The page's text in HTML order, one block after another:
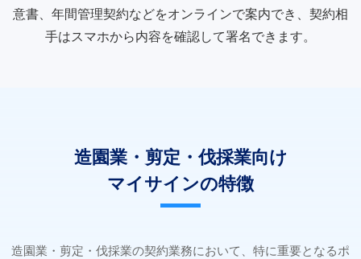
意書、年間管理契約などをオンラインで案内でき、契約相
手はスマホから内容を確認して署名できます。
造園業・剪定・伐採業向け
マイサインの特徴
造園業・剪定・伐採業の契約業務において、特に重要となるポ